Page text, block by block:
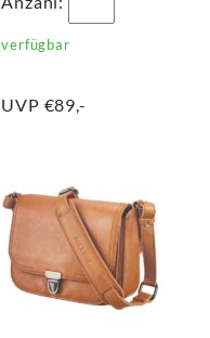
verfügbar
UVP €89,-